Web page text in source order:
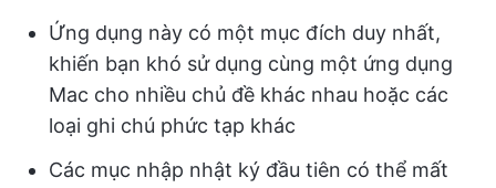
Ứng dụng này có một mục đích duy nhất,
khiến bạn khó sử dụng cùng một ứng dụng
Mac cho nhiều chủ đề khác nhau hoặc các
loại ghi chú phức tạp khác
Các mục nhập nhật ký đầu tiên có thể mất